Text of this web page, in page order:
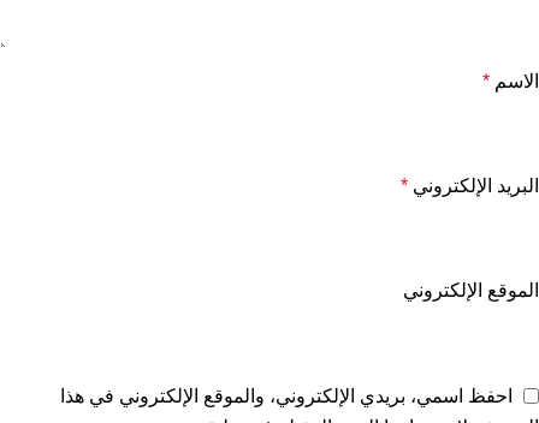
الاسم *
البريد الإلكتروني *
الموقع الإلكتروني
احفظ اسمي، بريدي الإلكتروني، والموقع الإلكتروني في هذا